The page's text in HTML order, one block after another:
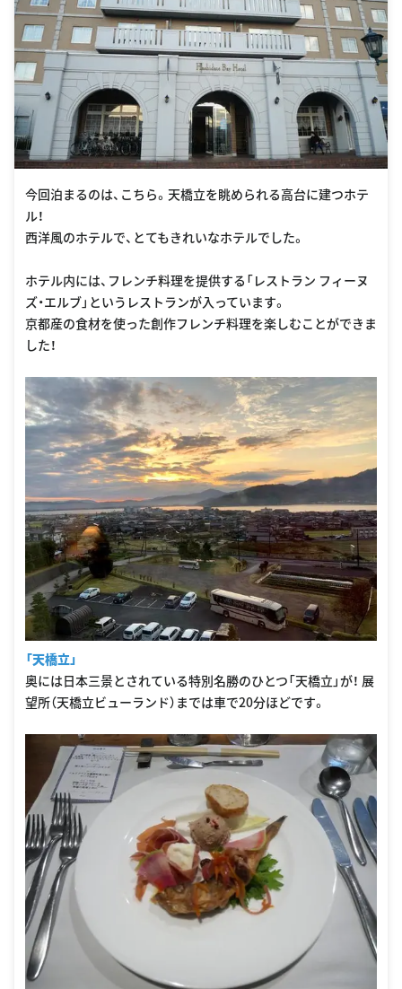
今回泊まるのは、こちら。天橋立を眺められる高台に建つホテ
ル！
西洋風のホテルで、とてもきれいなホテルでした。
ホテル内には、フレンチ料理を提供する「レストラン フィーヌ
ズ・エルブ」というレストランが入っています。
京都産の食材を使った創作フレンチ料理を楽しむことができま
した！
「天橋立」
奥には日本三景とされている特別名勝のひとつ「天橋立」が！ 展
望所（天橋立ビューランド）までは車で20分ほどです。